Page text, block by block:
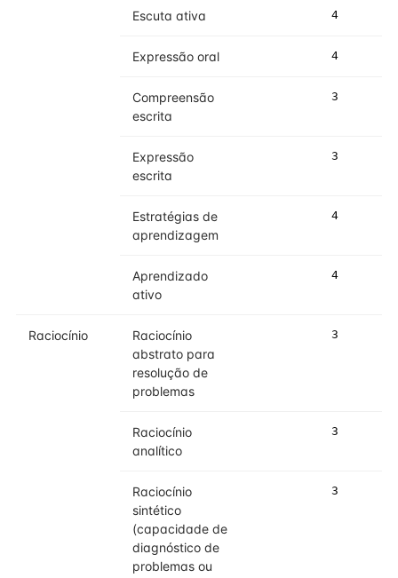
Escuta ativa 4
Expressão oral 4
Compreensão
escrita
3
Expressão
escrita
3
Estratégias de
aprendizagem
4
Aprendizado
ativo
4
Raciocínio
Raciocínio
abstrato para
resolução de
problemas
3
Raciocínio
analítico
3
Raciocínio
sintético
(capacidade de
diagnóstico de
problemas ou
3